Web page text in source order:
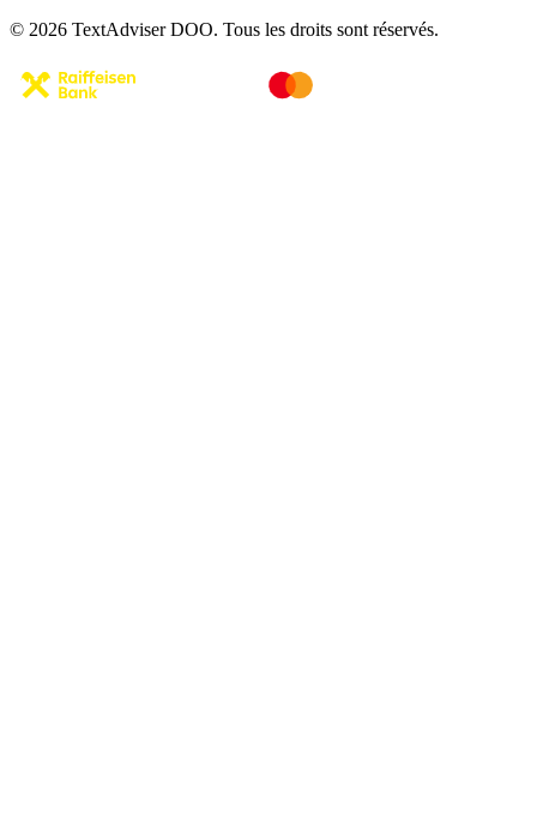
© 2026 TextAdviser DOO. Tous les droits sont réservés.